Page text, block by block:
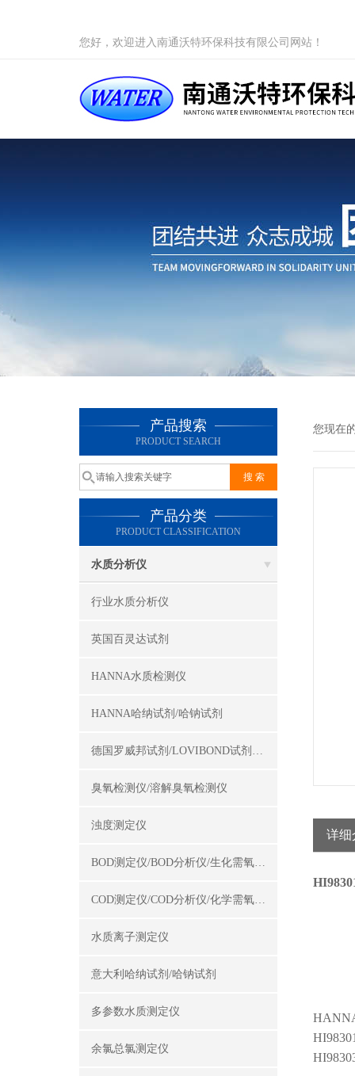
您好，欢迎进入南通沃特环保科技有限公司网站！
产品搜索
PRODUCT SEARCH
产品分类
PRODUCT CLASSIFICATION
水质分析仪
行业水质分析仪
英国百灵达试剂
HANNA水质检测仪
HANNA哈纳试剂/哈钠试剂
德国罗威邦试剂/LOVIBOND试剂/罗威邦试剂
臭氧检测仪/溶解臭氧检测仪
浊度测定仪
BOD测定仪/BOD分析仪/生化需氧量测定仪
COD测定仪/COD分析仪/化学需氧量测定仪
水质离子测定仪
意大利哈纳试剂/哈钠试剂
多参数水质测定仪
余氯总氯测定仪
您现在
详细